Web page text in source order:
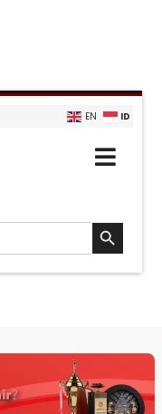
EN ID
SEARCH BUTTON